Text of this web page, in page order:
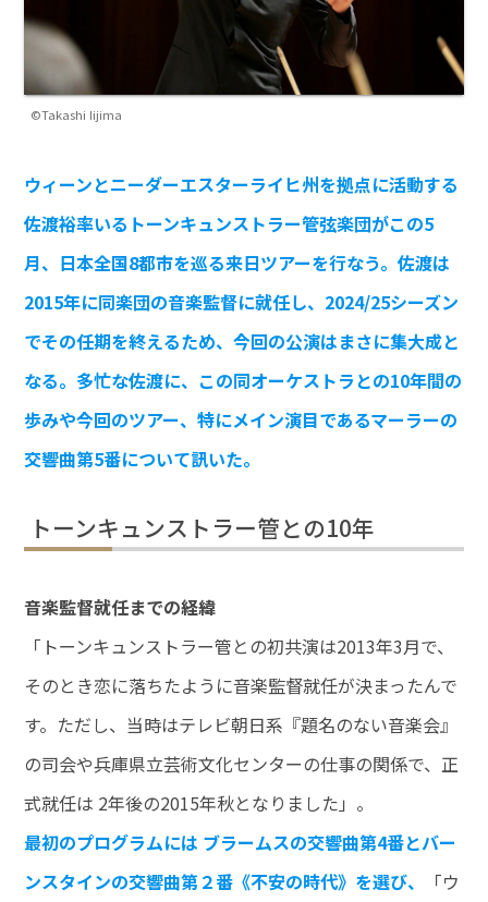
©Takashi Iijima
ウィーンとニーダーエスターライヒ州を拠点に活動する
佐渡裕率いるトーンキュンストラー管弦楽団がこの5
月、日本全国8都市を巡る来日ツアーを行なう。佐渡は
2015年に同楽団の音楽監督に就任し、2024/25シーズン
でその任期を終えるため、今回の公演はまさに集大成と
なる。多忙な佐渡に、この同オーケストラとの10年間の
歩みや今回のツアー、特にメイン演目であるマーラーの
交響曲第5番について訊いた。
トーンキュンストラー管との10年
音楽監督就任までの経緯
「トーンキュンストラー管との初共演は2013年3月で、
そのとき恋に落ちたように音楽監督就任が決まったんで
す。ただし、当時はテレビ朝日系『題名のない音楽会』
の司会や兵庫県立芸術文化センターの仕事の関係で、正
式就任は 2年後の2015年秋となりました」。
最初のプログラムには ブラームスの交響曲第4番とバー
ンスタインの交響曲第２番《不安の時代》を選び、
「ウ